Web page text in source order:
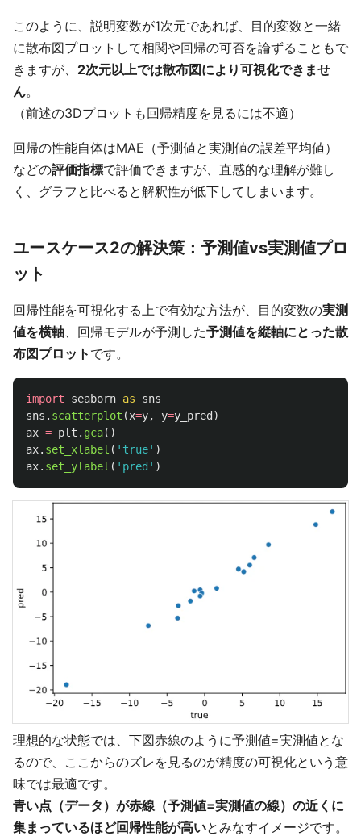
このように、説明変数が1次元であれば、目的変数と一緒
に散布図プロットして相関や回帰の可否を論ずることもで
きますが、 2次元以上では散布図により可視化できませ
ん。
（前述の3Dプロットも回帰精度を見るには不適）
回帰の性能自体はMAE（予測値と実測値の誤差平均値）
などの評価指標で評価できますが、直感的な理解が難し
く、グラフと比べると解釈性が低下してしまいます。
ユースケース2の解決策：予測値vs実測値プロ
ット
回帰性能を可視化する上で有効な方法が、目的変数の実測
値を横軸、回帰モデルが予測した予測値を縦軸にとった散
布図プロット です。
import seaborn as
sns
sns . scatterplot (x=y, y=y_pred )
ax = plt . gca()
ax. set_xlabel ( ' true' )
ax. set_ylabel ( ' pred ' )
理想的な状態では、下図赤線のように予測値=実測値とな
るので、ここからのズレを見るのが精度の可視化という意
味では最適です。
青い点（データ）が赤線（予測値=実測値の線）の近くに
集まっているほど回帰性能が高いとみなすイメージです。